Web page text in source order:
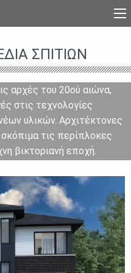
ΣΠΙΤΙΏΝ
αρχές του 20ού αιώνα,
στις τεχνολογίες
υλικών. Αρχιτέκτονες
τις περίπλοκες
βικτοριανή εποχή.
σχέδια σπιτιών. Οι
γραμμές τοίχων,
πανοραμικά παράθυρα και
σχέδια
και μινιμαλισμό. Ένα
απαιτεί πολλή προσπάθεια